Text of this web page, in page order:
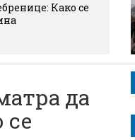
Како се
да